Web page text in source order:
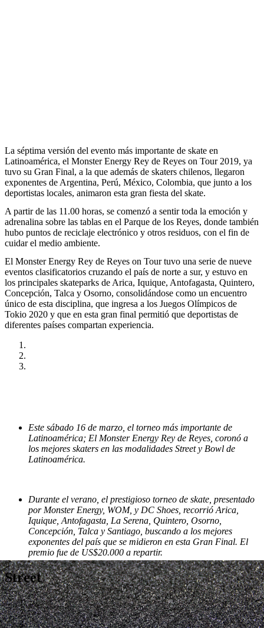
La séptima versión del evento más importante de skate en
Latinoamérica, el Monster Energy Rey de Reyes on Tour 2019, ya
tuvo su Gran Final, a la que además de skaters chilenos, llegaron
exponentes de Argentina, Perú, México, Colombia, que junto a los
deportistas locales, animaron esta gran fiesta del skate.
A partir de las 11.00 horas, se comenzó a sentir toda la emoción y
adrenalina sobre las tablas en el Parque de los Reyes, donde también
hubo puntos de reciclaje electrónico y otros residuos, con el fin de
cuidar el medio ambiente.
El Monster Energy Rey de Reyes on Tour tuvo una serie de nueve
eventos clasificatorios cruzando el país de norte a sur, y estuvo en
los principales skateparks de Arica, Iquique, Antofagasta, Quintero,
Concepción, Talca y Osorno, consolidándose como un encuentro
único de esta disciplina, que ingresa a los Juegos Olímpicos de
Tokio 2020 y que en esta gran final permitió que deportistas de
diferentes países compartan experiencia.
Este sábado 16 de marzo, el torneo más importante de
Latinoamérica; El Monster Energy Rey de Reyes, coronó a
los mejores skaters en las modalidades Street y Bowl de
Latinoamérica.
Durante el verano, el prestigioso torneo de skate, presentado
por Monster Energy, WOM, y DC Shoes, recorrió Arica,
Iquique, Antofagasta, La Serena, Quintero, Osorno,
Concepción, Talca y Santiago, buscando a los mejores
exponentes del país que se midieron en esta Gran Final. El
premio fue de US$20.000 a repartir.
Street